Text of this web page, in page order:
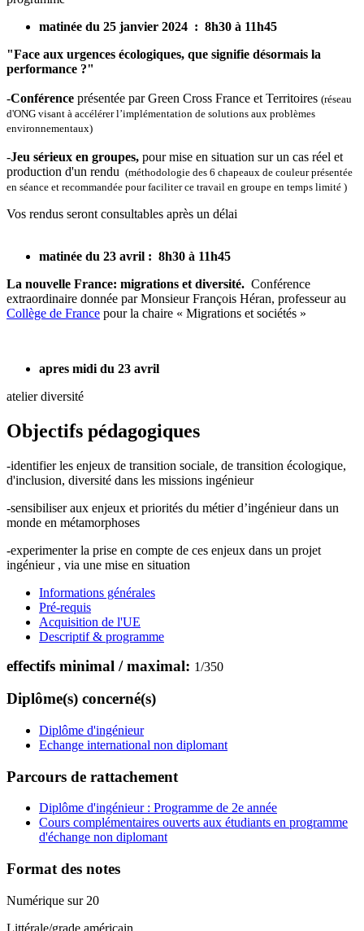
matinée du 25 janvier 2024 : 8h30 à 11h45
"Face aux urgences écologiques, que signifie désormais la
performance ?"
-Conférence présentée par Green Cross France et Territoires (réseau
d'ONG visant à accélérer l’implémentation de solutions aux problèmes
environnementaux)
-Jeu sérieux en groupes, pour mise en situation sur un cas réel et
production d'un rendu (méthodologie des 6 chapeaux de couleur présentée
en séance et recommandée pour faciliter ce travail en groupe en temps limité )
Vos rendus seront consultables après un délai
matinée du 23 avril : 8h30 à 11h45
La nouvelle France: migrations et diversité. Conférence
extraordinaire donnée par Monsieur François Héran, professeur au
Collège de France pour la chaire « Migrations et sociétés »
apres midi du 23 avril
atelier diversité
Objectifs pédagogiques
-identifier les enjeux de transition sociale, de transition écologique,
d'inclusion, diversité dans les missions ingénieur
-sensibiliser aux enjeux et priorités du métier d’ingénieur dans un
monde en métamorphoses
-experimenter la prise en compte de ces enjeux dans un projet
ingénieur , via une mise en situation
Informations générales
Pré-requis
Acquisition de l'UE
Descriptif & programme
effectifs minimal / maximal: 1/350
Diplôme(s) concerné(s)
Diplôme d'ingénieur
Echange international non diplomant
Parcours de rattachement
Diplôme d'ingénieur : Programme de 2e année
Cours complémentaires ouverts aux étudiants en programme
d'échange non diplomant
Format des notes
Numérique sur 20
Littérale/grade américain